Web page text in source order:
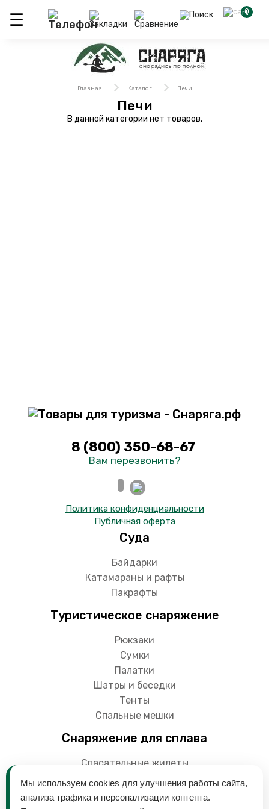
0
Главная Каталог Печи
Печи
В данной категории нет товаров.
8 (800) 350-68-67
Вам перезвонить?
Политика конфиденциальности
Публичная оферта
Суда
Байдарки
Катамараны и рафты
Пакрафты
Туристическое снаряжение
Рюкзаки
Сумки
Палатки
Шатры и беседки
Тенты
Спальные мешки
Снаряжение для сплава
Спасательные жилеты
Гермоупаковки
Мы используем cookies для улучшения работы сайта,
анализа трафика и персонализации контента.